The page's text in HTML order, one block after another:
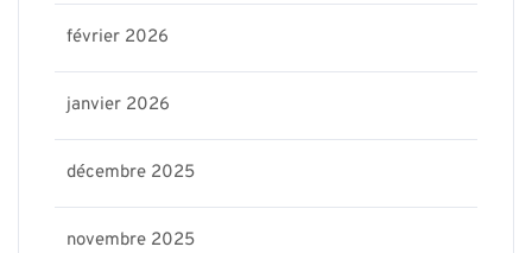
février 2026
janvier 2026
décembre 2025
novembre 2025